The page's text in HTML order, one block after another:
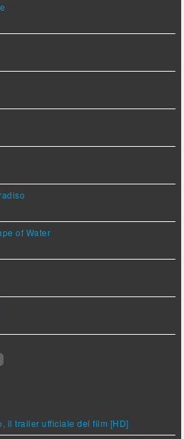
of Water
il trailer ufficiale del film [HD]